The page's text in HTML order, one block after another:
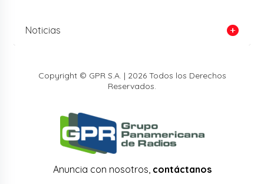
Noticias
Copyright © GPR S.A. | 2026 Todos los Derechos
Reservados.
Anuncia con nosotros, contáctanos